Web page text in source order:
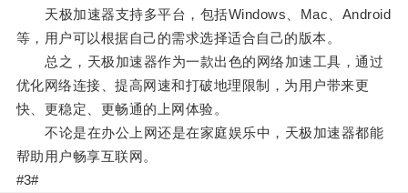
天极加速器支持多平台，包括Windows、Mac、Android
等，用户可以根据自己的需求选择适合自己的版本。
总之，天极加速器作为一款出色的网络加速工具，通过
优化网络连接、提高网速和打破地理限制，为用户带来更
快、更稳定、更畅通的上网体验。
不论是在办公上网还是在家庭娱乐中，天极加速器都能
帮助用户畅享互联网。
#3#